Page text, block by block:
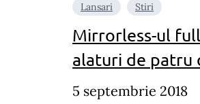
Lansari Stiri
Mirrorless-ul
alaturi de patru
5 septembrie 2018